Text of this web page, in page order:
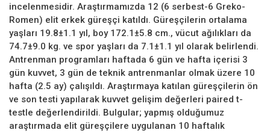
incelenmesidir. Araştırmamızda 12 (6 serbest-6 Greko-
Romen) elit erkek güreşçi katıldı. Güreşçilerin ortalama
yaşları 19.8±1.1 yıl, boy 172.1±5.8 cm., vücut ağılıkları da
74.7±9.0 kg. ve spor yaşları da 7.1±1.1 yıl olarak belirlendi.
Antrenman programları haftada 6 gün ve hafta içerisi 3
gün kuvvet, 3 gün de teknik antrenmanlar olmak üzere 10
hafta (2.5 ay) çalışıldı. Araştırmaya katılan güreşçilerin ön
ve son testi yapılarak kuvvet gelişim değerleri paired t-
testle değerlendirildi. Bulgular; yapmış olduğumuz
araştırmada elit güreşçilere uygulanan 10 haftalık